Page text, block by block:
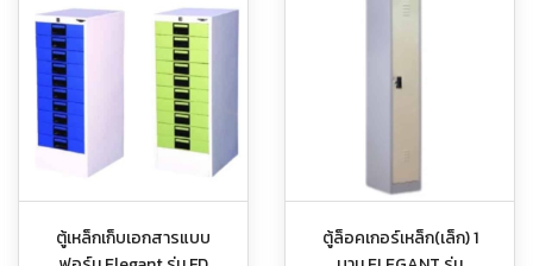
ตู้เหล็กเก็บเอกสารแบบ
ตู้ล็อคเกอร์เหล็ก(เล็ก) 1